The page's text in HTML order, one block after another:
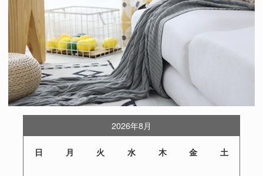
2026年8月
日 月 火 水 木 金 土